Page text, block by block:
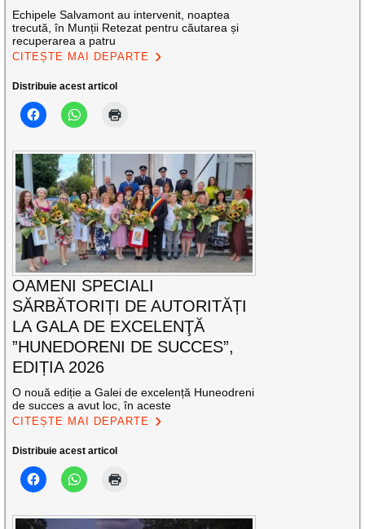
Echipele Salvamont au intervenit, noaptea
trecută, în Munții Retezat pentru căutarea și
recuperarea a patru
CITEȘTE MAI DEPARTE
Distribuie acest articol
OAMENI SPECIALI
SĂRBĂTORIȚI DE AUTORITĂȚI
LA GALA DE EXCELENŢĂ
”HUNEDORENI DE SUCCES”,
EDIȚIA 2026
O nouă ediție a Galei de excelență Huneodreni
de succes a avut loc, în aceste
CITEȘTE MAI DEPARTE
Distribuie acest articol